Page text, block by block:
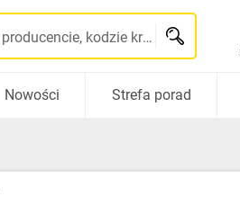
Szukaj po nazwie, indeksie, producencie, kodzie kreskowym...
Nowości Strefa porad